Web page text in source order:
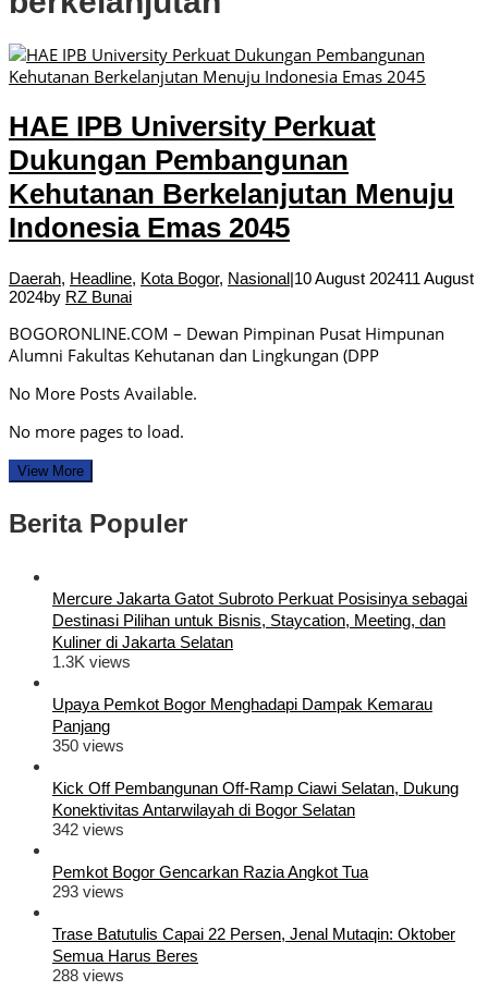
HAE IPB University Perkuat
Dukungan Pembangunan
Kehutanan Berkelanjutan Menuju
Indonesia Emas 2045
Daerah, Headline, Kota Bogor, Nasional|10 August 202411 August
2024by RZ Bunai
BOGORONLINE.COM – Dewan Pimpinan Pusat Himpunan
Alumni Fakultas Kehutanan dan Lingkungan (DPP
No More Posts Available.
No more pages to load.
View More
Berita Populer
Mercure Jakarta Gatot Subroto Perkuat Posisinya sebagai
Destinasi Pilihan untuk Bisnis, Staycation, Meeting, dan
Kuliner di Jakarta Selatan
1.3K views
Upaya Pemkot Bogor Menghadapi Dampak Kemarau
Panjang
350 views
Kick Off Pembangunan Off-Ramp Ciawi Selatan, Dukung
Konektivitas Antarwilayah di Bogor Selatan
342 views
Pemkot Bogor Gencarkan Razia Angkot Tua
293 views
Trase Batutulis Capai 22 Persen, Jenal Mutaqin: Oktober
Semua Harus Beres
288 views